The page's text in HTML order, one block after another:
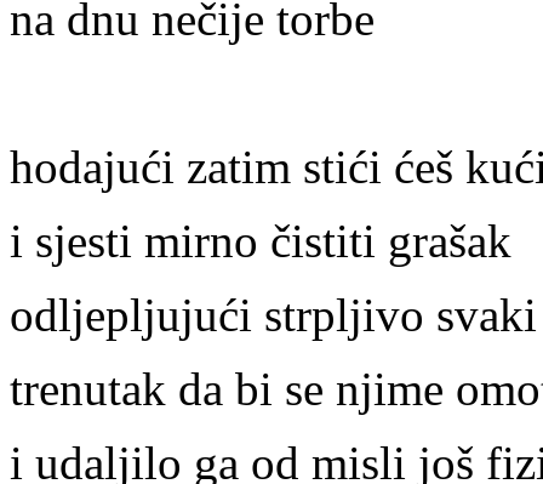
na dnu nečije torbe
hodajući zatim stići ćeš
i sjesti mirno čistiti grašak
odljepljujući strpljivo
trenutak da bi se njime
i udaljilo ga od misli još